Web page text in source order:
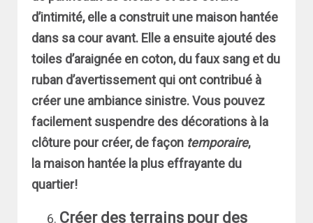
d’intimité, elle a construit une maison hantée
dans sa cour avant. Elle a ensuite ajouté des
toiles d’araignée en coton, du faux sang et du
ruban d’avertissement qui ont contribué à
créer une ambiance sinistre. Vous pouvez
facilement suspendre des décorations à la
clôture pour créer, de façon temporaire,
la maison hantée la plus effrayante du
quartier!
Créer des terrains pour des